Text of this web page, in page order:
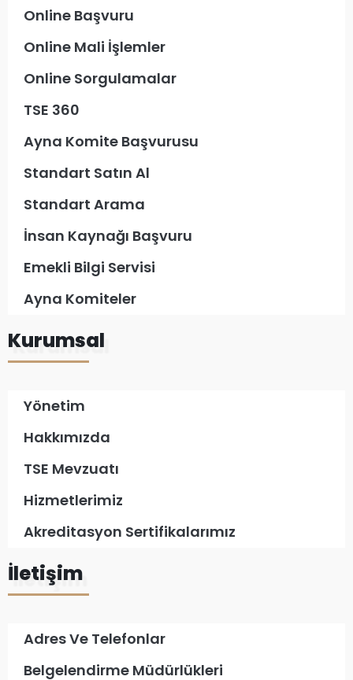
Online Başvuru
Online Mali İşlemler
Online Sorgulamalar
TSE 360
Ayna Komite Başvurusu
Standart Satın Al
Standart Arama
İnsan Kaynağı Başvuru
Emekli Bilgi Servisi
Ayna Komiteler
Kurumsal
Yönetim
Hakkımızda
TSE Mevzuatı
Hizmetlerimiz
Akreditasyon Sertifikalarımız
İletişim
Adres Ve Telefonlar
Belgelendirme Müdürlükleri